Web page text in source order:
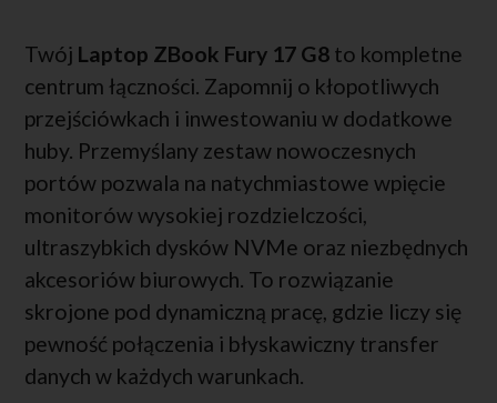
Twój Laptop ZBook Fury 17 G8 to kompletne
centrum łączności. Zapomnij o kłopotliwych
przejściówkach i inwestowaniu w dodatkowe
huby. Przemyślany zestaw nowoczesnych
portów pozwala na natychmiastowe wpięcie
monitorów wysokiej rozdzielczości,
ultraszybkich dysków NVMe oraz niezbędnych
akcesoriów biurowych. To rozwiązanie
skrojone pod dynamiczną pracę, gdzie liczy się
pewność połączenia i błyskawiczny transfer
danych w każdych warunkach.